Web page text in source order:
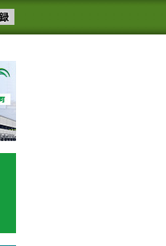
スメール配信を登録す